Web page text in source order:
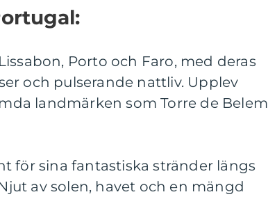
Porto och Faro, med deras
och pulserande nattliv. Upplev
landmärken som Torre de Belem
för sina fantastiska stränder längs
av solen, havet och en mängd